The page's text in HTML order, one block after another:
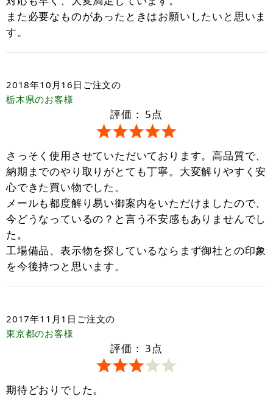
また必要なものがあったときはお願いしたいと思いま
す。
2018年10月16日 ご注文の
栃木県のお客様
評価： 5点
さっそく使用させていただいております。高品質で、
納期までのやり取りがとても丁寧。大変解りやすく安
心できた買い物でした。
メールも都度解り易い御案内をいただけましたので、
今どうなっているの？と言う不安感もありませんでし
た。
工場備品、表示物を探しているならまず御社との印象
を今後持つと思います。
2017年11月1日 ご注文の
東京都のお客様
評価： 3点
期待どおりでした。